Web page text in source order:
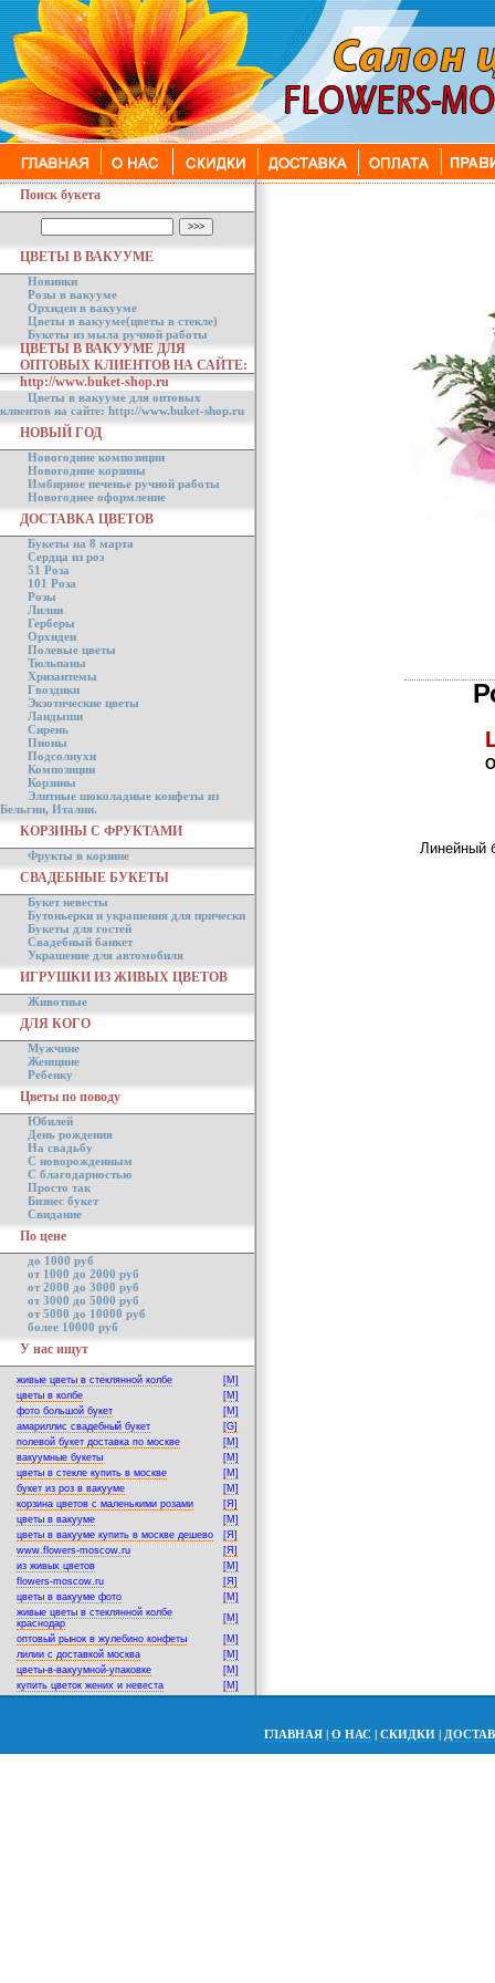
Поиск букета
ЦВЕТЫ В ВАКУУМЕ
Новинки
Розы в вакууме
Орхидеи в вакууме
Цветы в вакууме(цветы в стекле)
Букеты из мыла ручной работы
ЦВЕТЫ В ВАКУУМЕ ДЛЯ
ОПТОВЫХ КЛИЕНТОВ НА САЙТЕ:
http://www.buket-shop.ru
Цветы в вакууме для оптовых
клиентов на сайте: http://www.buket-shop.ru
НОВЫЙ ГОД
Новогодние композиции
Новогодние корзины
Имбирное печенье ручной работы
Новогоднее оформление
ДОСТАВКА ЦВЕТОВ
Букеты на 8 марта
Сердца из роз
51 Роза
101 Роза
Розы
Лилии
Герберы
Орхидеи
Полевые цветы
Тюльпаны
Хризантемы
Гвоздики
Экзотические цветы
Ландыши
Сирень
Пионы
Подсолнухи
Композиции
Корзины
Элитные шоколадные конфеты из
Бельгии, Италии.
КОРЗИНЫ С ФРУКТАМИ
Фрукты в корзине
СВАДЕБНЫЕ БУКЕТЫ
Букет невесты
Бутоньерки и украшения для прически
Букеты для гостей
Свадебный банкет
Украшение для автомобиля
ИГРУШКИ ИЗ ЖИВЫХ ЦВЕТОВ
Животные
ДЛЯ КОГО
Мужчине
Женщине
Ребенку
Цветы по поводу
Юбилей
День рождения
На свадьбу
С новорожденным
С благодарностью
Просто так
Бизнес букет
Свидание
По цене
до 1000 руб
от 1000 до 2000 руб
от 2000 до 3000 руб
от 3000 до 5000 руб
от 5000 до 10000 руб
более 10000 руб
У нас ищут
живые цветы в стеклянной колбе
[M]
цветы в колбе
[M]
фото большой букет
[M]
амариллис свадебный букет
[G]
полевой букет доставка по москве
[M]
вакуумные букеты
[M]
цветы в стекле купить в москве
[M]
букет из роз в вакууме
[M]
корзина цветов с маленькими розами
[Я]
цветы в вакууме
[M]
цветы в вакууме купить в москве дешево
[Я]
www.flowers-moscow.ru
[Я]
из живых цветов
[M]
flowers-moscow.ru
[Я]
цветы в вакууме фото
[M]
живые цветы в стеклянной колбе
краснодар
[M]
оптовый рынок в жулебино конфеты
[M]
лилии с доставкой москва
[M]
цветы-в-вакуумной-упаковке
[M]
купить цветок жених и невеста
[M]
Линейный
ГЛАВНАЯ | О НАС | СКИДКИ |